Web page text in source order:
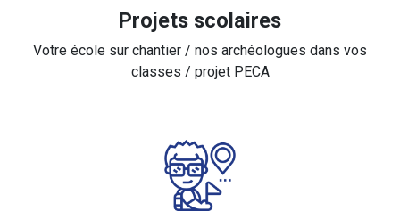
Projets scolaires
Votre école sur chantier / nos archéologues dans vos
classes / projet PECA